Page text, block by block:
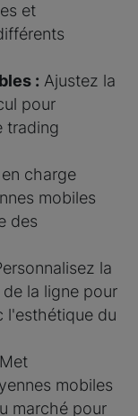
et
: Ajustez la
pour
trading
charge
mobiles
des
la
la ligne pour
l'esthétique du
Met
mobiles
marché pour